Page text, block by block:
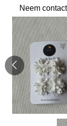
Neem